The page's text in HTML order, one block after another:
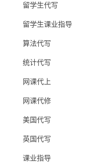
留学生代写
留学生课业指导
算法代写
统计代写
网课代上
网课代修
美国代写
英国代写
课业指导